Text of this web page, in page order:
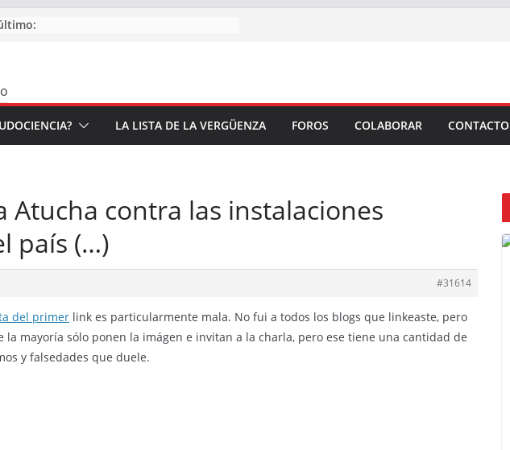
LA LISTA DE LA VERGÜENZA FOROS COLABORAR CONTACTO
Atucha contra las instalaciones
país (…)
#31614
del primer link es particularmente mala. No fui a todos los blogs que linkeaste, pero
la mayoría sólo ponen la imágen e invitan a la charla, pero ese tiene una cantidad de
y falsedades que duele.